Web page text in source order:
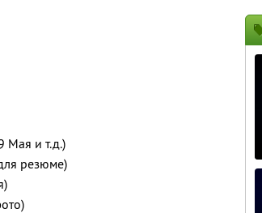
Мая и т.д.)
резюме)